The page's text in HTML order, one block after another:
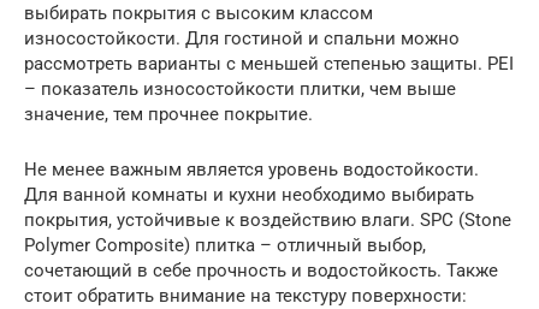
выбирать покрытия с высоким классом
износостойкости. Для гостиной и спальни можно
рассмотреть варианты с меньшей степенью защиты. PEI
– показатель износостойкости плитки, чем выше
значение, тем прочнее покрытие.
Не менее важным является уровень водостойкости.
Для ванной комнаты и кухни необходимо выбирать
покрытия, устойчивые к воздействию влаги. SPC (Stone
Polymer Composite) плитка – отличный выбор,
сочетающий в себе прочность и водостойкость. Также
стоит обратить внимание на текстуру поверхности: